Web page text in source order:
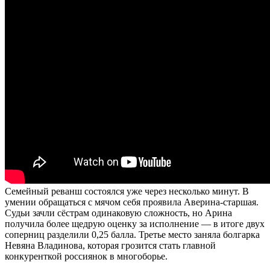
Семейный реванш состоялся уже через несколько минут. В
умении обращаться с мячом себя проявила Аверина-старшая.
Судьи зачли сёстрам одинаковую сложность, но Арина
получила более щедрую оценку за исполнение — в итоге двух
соперниц разделили 0,25 балла. Третье место заняла болгарка
Невяна Владинова, которая грозится стать главной
конкуренткой россиянок в многоборье.